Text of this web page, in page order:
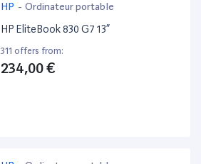
HP - Ordinateur portable
HP EliteBook 830 G7 13”
311 offers from:
234,00 €